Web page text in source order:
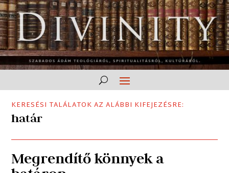
KERESÉSI TALÁLATOK AZ ALÁBBI KIFEJEZÉSRE:
határ
Megrendítő könnyek a